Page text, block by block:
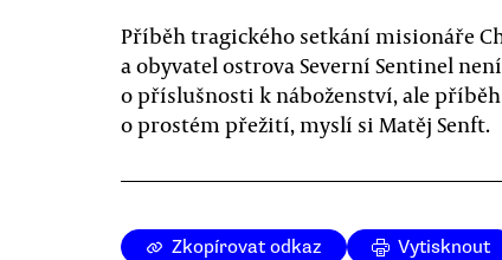
Příběh tragického setkání misionáře
a obyvatel ostrova Severní Sentinel
o příslušnosti k náboženství, ale příběh
o prostém přežití, myslí si Matěj Senft.
Zkopírovat odkaz Vytisknout